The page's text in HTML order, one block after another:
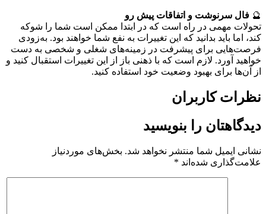
🔮 فال سرنوشت و اتفاقات پیش رو
تحولات مهمی در راه است که در ابتدا ممکن است شما را شوکه
کند، اما باید بدانید که این تغییرات به نفع شما خواهند بود. به‌زودی
فرصت‌هایی برای پیشرفت در زمینه‌های شغلی و شخصی به دست
خواهید آورد. لازم است که با ذهنی باز از این تغییرات استقبال کنید و
از آن‌ها برای بهبود وضعیت خود استفاده کنید.
نظرات کاربران
دیدگاهتان را بنویسید
نشانی ایمیل شما منتشر نخواهد شد. بخش‌های موردنیاز
علامت‌گذاری شده‌اند *